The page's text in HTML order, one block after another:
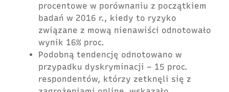
procentowe w porównaniu z początkiem
badań w 2016 r., kiedy to ryzyko
związane z mową nienawiści odnotowało
wynik 16% proc.
Podobną tendencję odnotowano w
przypadku dyskryminacji – 15 proc.
respondentów, którzy zetknęli się z